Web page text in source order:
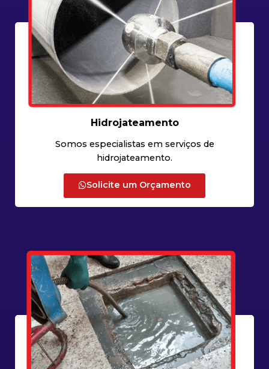
Hidrojateamento
Somos especialistas em serviços de
hidrojateamento.
Solicite um Orçamento